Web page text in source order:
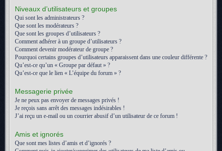
Niveaux d’utilisateurs et groupes
Qui sont les administrateurs ?
Que sont les modérateurs ?
Que sont les groupes d’utilisateurs ?
Comment adhérer à un groupe d’utilisateurs ?
Comment devenir modérateur de groupe ?
Pourquoi certains groupes d’utilisateurs apparaissent dans une couleur différente ?
Qu’est-ce qu’un « Groupe par défaut » ?
Qu’est-ce que le lien « L’équipe du forum » ?
Messagerie privée
Je ne peux pas envoyer de messages privés !
Je reçois sans arrêt des messages indésirables !
J’ai reçu un e-mail ou un courrier abusif d’un utilisateur de ce forum !
Amis et ignorés
Que sont mes listes d’amis et d’ignorés ?